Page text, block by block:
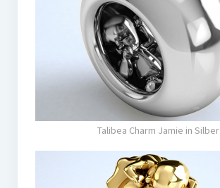
Talibea Charm Jamie in Silber